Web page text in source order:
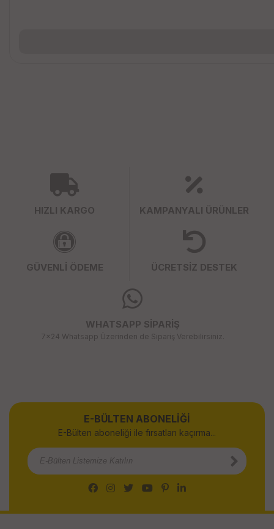
HIZLI KARGO KAMPANYALI ÜRÜNLER
GÜVENLİ ÖDEME ÜCRETSİZ DESTEK
WHATSAPP SİPARİŞ
7x24 Whatsapp Üzerinden de Sipariş Verebilirsiniz.
E-BÜLTEN ABONELİĞİ
E-Bülten aboneliği ile fırsatları kaçırma...